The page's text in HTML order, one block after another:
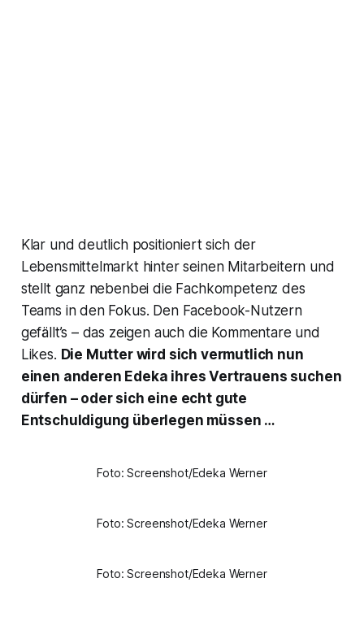
Klar und deutlich positioniert sich der
Lebensmittelmarkt hinter seinen Mitarbeitern und
stellt ganz nebenbei die Fachkompetenz des
Teams in den Fokus. Den Facebook-Nutzern
gefällt’s – das zeigen auch die Kommentare und
Likes. Die Mutter wird sich vermutlich nun
einen anderen Edeka ihres Vertrauens suchen
dürfen – oder sich eine echt gute
Entschuldigung überlegen müssen …
Foto: Screenshot/Edeka Werner
Foto: Screenshot/Edeka Werner
Foto: Screenshot/Edeka Werner